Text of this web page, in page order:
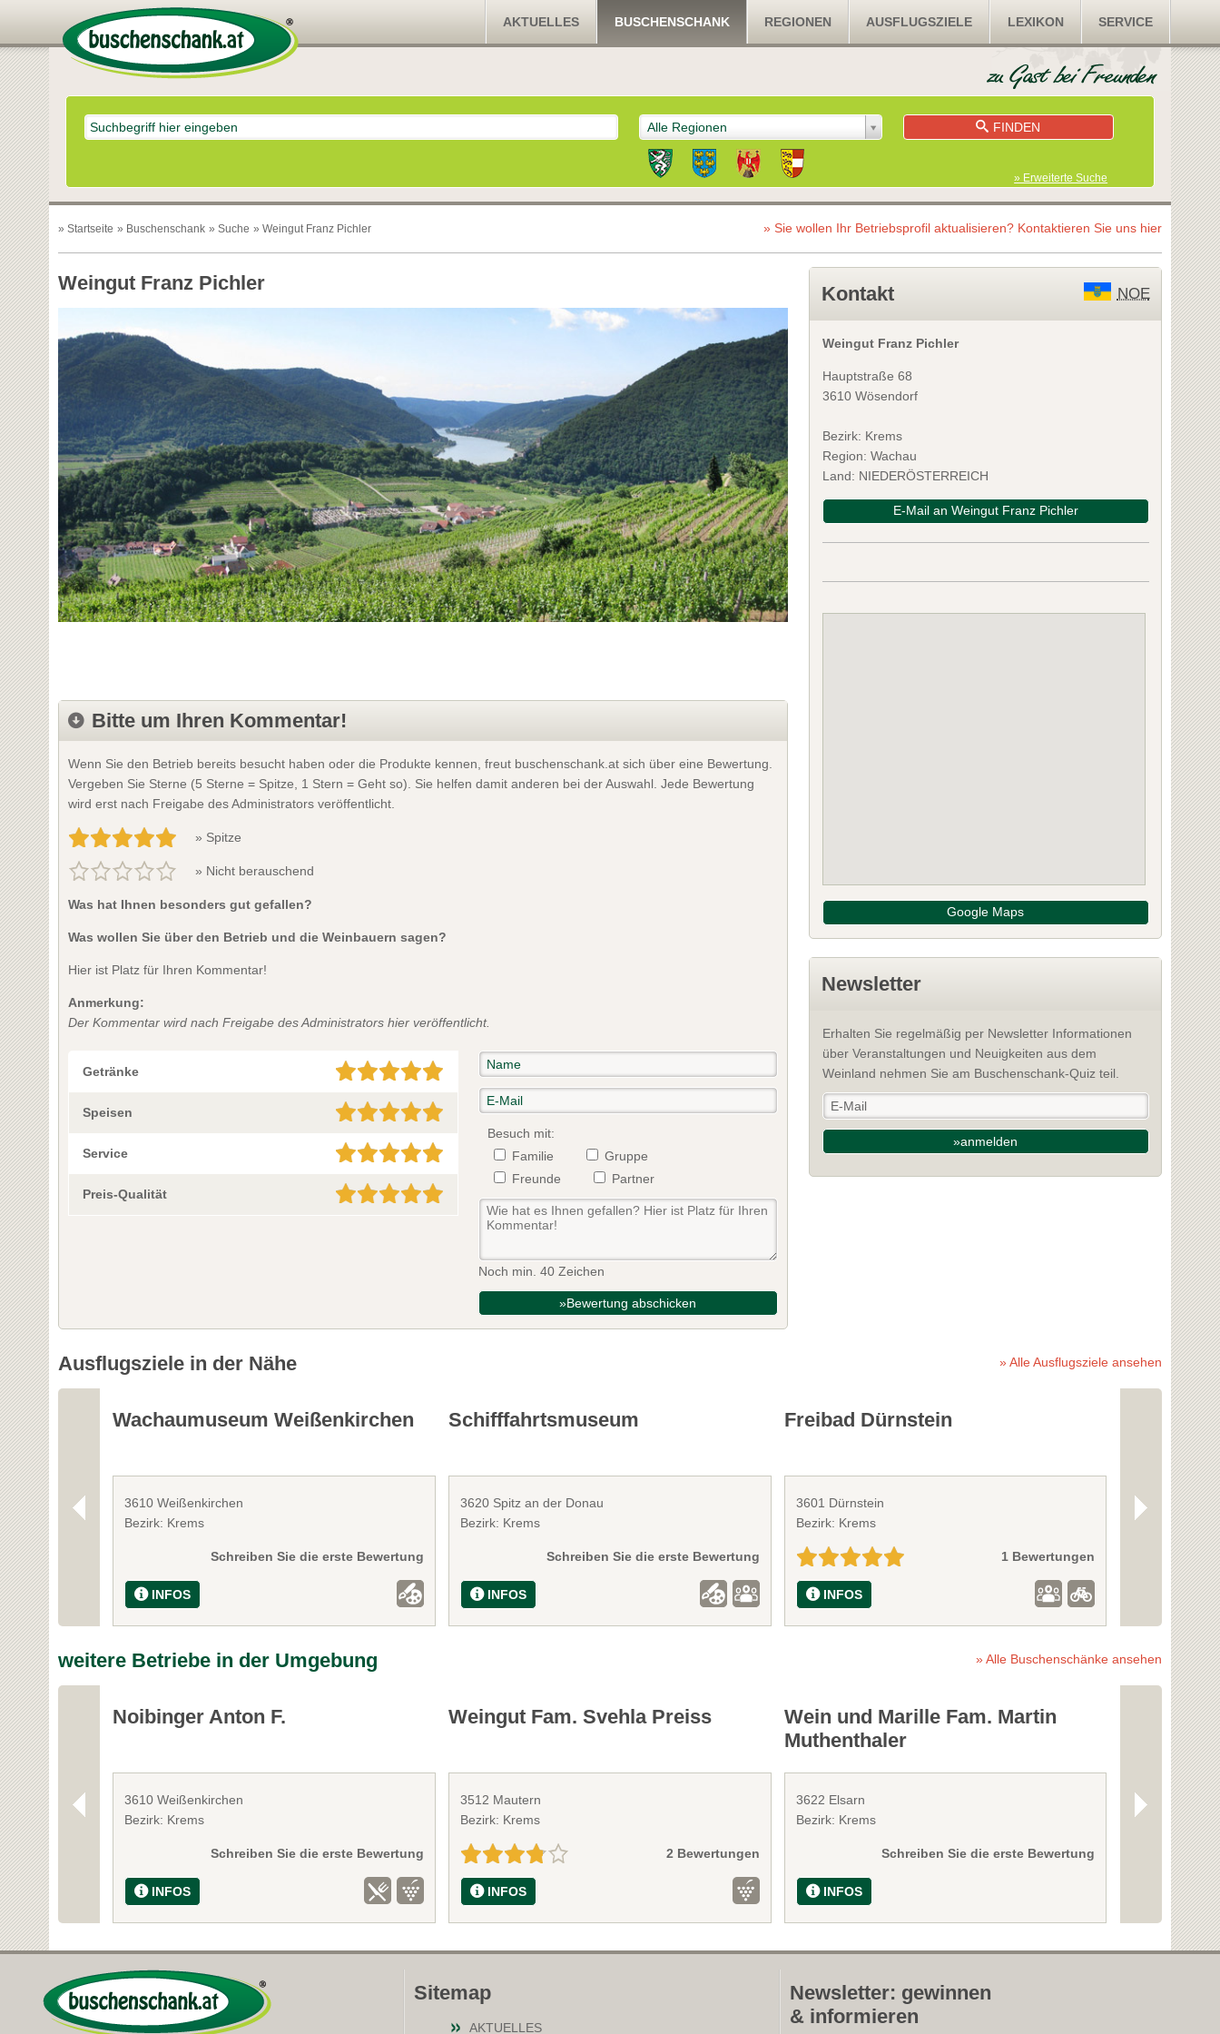
AKTUELLES BUSCHENSCHANK REGIONEN AUSFLUGSZIELE LEXIKON SERVICE
Alle Regionen FINDEN
» Erweiterte Suche
» Startseite » Buschenschank » Suche » Weingut Franz Pichler
Weingut Franz Pichler
Bitte um Ihren Kommentar!
Wenn Sie den Betrieb bereits besucht haben oder die Produkte kennen, freut buschenschank.at sich über eine Bewertung.
Vergeben Sie Sterne (5 Sterne = Spitze, 1 Stern = Geht so). Sie helfen damit anderen bei der Auswahl. Jede Bewertung
wird erst nach Freigabe des Administrators veröffentlicht.
» Spitze
» Nicht berauschend
Was hat Ihnen besonders gut gefallen?
Was wollen Sie über den Betrieb und die Weinbauern sagen?
Hier ist Platz für Ihren Kommentar!
Anmerkung:
Der Kommentar wird nach Freigabe des Administrators hier veröffentlicht.
Getränke
Speisen
Service
Preis-Qualität
Besuch mit:
Familie
Gruppe
Freunde
Partner
Noch min. 40 Zeichen
»Bewertung abschicken
» Sie wollen Ihr Betriebsprofil aktualisieren? Kontaktieren Sie uns hier
Kontakt NOE
Weingut Franz Pichler
Hauptstraße 68
3610 Wösendorf
Bezirk: Krems
Region: Wachau
Land: NIEDERÖSTERREICH
E-Mail an Weingut Franz Pichler
Google Maps
Newsletter
Erhalten Sie regelmäßig per Newsletter Informationen
über Veranstaltungen und Neuigkeiten aus dem
Weinland nehmen Sie am Buschenschank-Quiz teil.
»anmelden
Ausflugsziele in der Nähe » Alle Ausflugsziele ansehen
Wachaumuseum Weißenkirchen
3610 Weißenkirchen
Bezirk: Krems
Schreiben Sie die erste Bewertung
INFOS
Schifffahrtsmuseum
3620 Spitz an der Donau
Bezirk: Krems
Schreiben Sie die erste Bewertung
INFOS
Freibad Dürnstein
3601 Dürnstein
Bezirk: Krems
1 Bewertungen
INFOS
Domäne
3601 Dürnstein
Bezirk: Krems
INFOS
weitere Betriebe in der Umgebung » Alle Buschenschänke ansehen
Noibinger Anton F.
3610 Weißenkirchen
Bezirk: Krems
Schreiben Sie die erste Bewertung
INFOS
Weingut Fam. Svehla Preiss
3512 Mautern
Bezirk: Krems
2 Bewertungen
INFOS
Wein und Marille Fam. Martin
Muthenthaler
3622 Elsarn
Bezirk: Krems
Schreiben Sie die erste Bewertung
INFOS
Reithofer
3602 Rossatz
Bezirk: Krems
INFOS
Sitemap
AKTUELLES
Newsletter: gewinnen
& informieren